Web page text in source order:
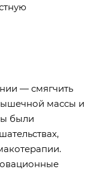
— смягчить
массы и
были